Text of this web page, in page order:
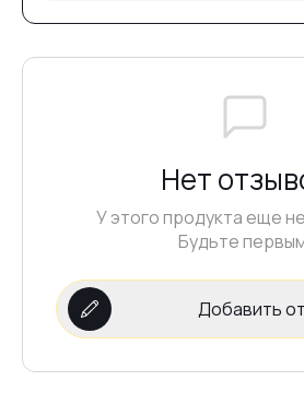
№20
№1
№13
№19
Нет
У этого продукта еще
Будьте
Добавить